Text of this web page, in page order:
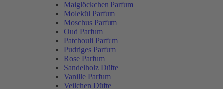
Maiglöckchen Parfum
Molekül Parfum
Moschus Parfum
Oud Parfum
Patchouli Parfum
Pudriges Parfum
Rose Parfum
Sandelholz Düfte
Vanille Parfum
Veilchen Düfte